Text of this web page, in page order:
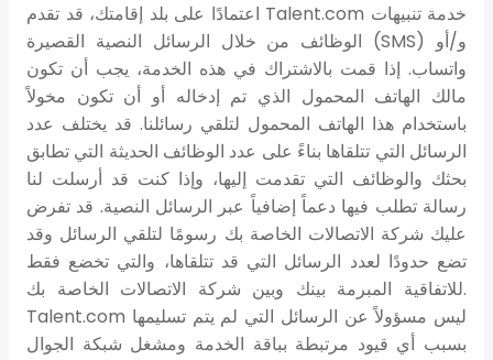
اعتمادًا على بلد إقامتك، قد تقدم Talent.com خدمة تنبيهات
الوظائف من خلال الرسائل النصية القصيرة (SMS) و/أو
واتساب. إذا قمت بالاشتراك في هذه الخدمة، يجب أن تكون
مالك الهاتف المحمول الذي تم إدخاله أو أن تكون مخولاً
باستخدام هذا الهاتف المحمول لتلقي رسائلنا. قد يختلف عدد
الرسائل التي تتلقاها بناءً على عدد الوظائف الحديثة التي تطابق
بحثك والوظائف التي تقدمت إليها، وإذا كنت قد أرسلت لنا
رسالة تطلب فيها دعماً إضافياً عبر الرسائل النصية. قد تفرض
عليك شركة الاتصالات الخاصة بك رسومًا لتلقي الرسائل وقد
تضع حدودًا لعدد الرسائل التي قد تتلقاها، والتي تخضع فقط
للاتفاقية المبرمة بينك وبين شركة الاتصالات الخاصة بك.
Talent.com ليس مسؤولاً عن الرسائل التي لم يتم تسليمها
بسبب أي قيود مرتبطة بباقة الخدمة ومشغل شبكة الجوال